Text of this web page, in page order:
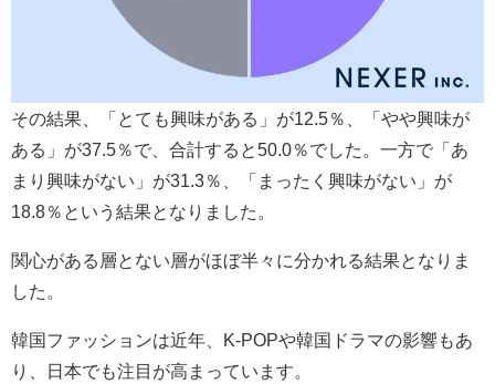
その結果、「とても興味がある」が12.5％、「やや興味が
ある」が37.5％で、合計すると50.0％でした。一方で「あ
まり興味がない」が31.3％、「まったく興味がない」が
18.8％という結果となりました。
関心がある層とない層がほぼ半々に分かれる結果となりま
した。
韓国ファッションは近年、K-POPや韓国ドラマの影響もあ
り、日本でも注目が高まっています。